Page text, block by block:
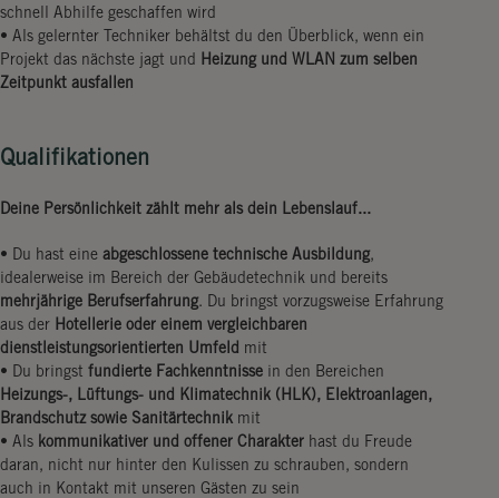
schnell Abhilfe geschaffen wird
• Als gelernter Techniker behältst du den Überblick, wenn ein
Projekt das nächste jagt und Heizung und WLAN zum selben
Zeitpunkt ausfallen
Qualifikationen
Deine Persönlichkeit zählt mehr als dein Lebenslauf...
• Du hast eine abgeschlossene technische Ausbildung,
idealerweise im Bereich der Gebäudetechnik und bereits
mehrjährige Berufserfahrung. Du bringst vorzugsweise Erfahrung
aus der Hotellerie oder einem vergleichbaren
dienstleistungsorientierten Umfeld mit
• Du bringst fundierte Fachkenntnisse in den Bereichen
Heizungs-, Lüftungs- und Klimatechnik (HLK), Elektroanlagen,
Brandschutz sowie Sanitärtechnik mit
• Als kommunikativer und offener Charakter hast du Freude
daran, nicht nur hinter den Kulissen zu schrauben, sondern
auch in Kontakt mit unseren Gästen zu sein